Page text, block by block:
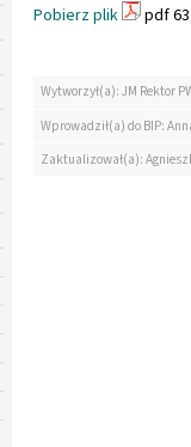
Pobierz plik
pdf
Wytworzył(a): JM Rektor
Wprowadził(a) do BIP:
Zaktualizował(a):